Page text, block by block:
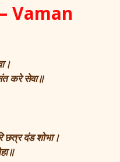
Vaman
संत करे सेवा॥
छत्र दंड शोभा।